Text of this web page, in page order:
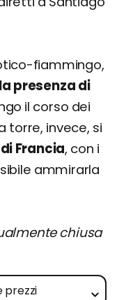
fiammingo,
presenza di
il corso dei
torre, invece, si
Francia, con i
ammirarla
chiusa
prezzi